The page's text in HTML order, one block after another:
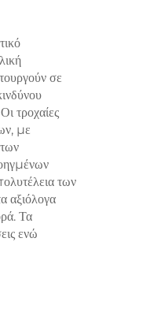
σε
τροχαίες
με
των
αξιόλογα
Τα
ενώ